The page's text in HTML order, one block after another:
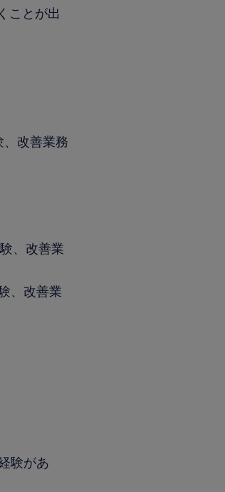
ことが出
、改善業務
、改善業
、改善業
験があ